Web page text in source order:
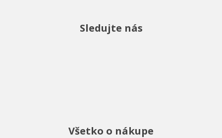
Sledujte nás
Všetko o nákupe